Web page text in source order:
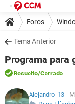
Foros
Tema Anterior
Programa para
Resuelto/Cerrado
Alejandro_13 -